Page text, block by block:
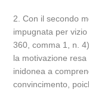
2. Con il secondo
impugnata per
360, comma 1, n.
la motivazione resa
inidonea a
convincimento,